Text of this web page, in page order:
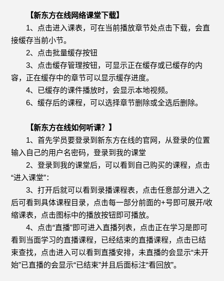
【新东方在线网络课堂下载】
1、点击进入课表，可在当前播放章节处点击下载，会直
接缓存当前小节。
2、点击批量缓存按钮
3、点击缓存管理按钮，可显示正在缓存或已缓存的内
容，正在缓存中的章节可以显示缓存进度。
4、已缓存的课件播放时，会显示本地视频。
6、缓存后的课程，可以选择章节删除或全选后删除。
【新东方在线如何听课？】
1、首先学员要登录到新东方在线的官网，从登录的位置
输入自己的用户名密码，登录到我的课堂
2、登录到我的课堂后，可以看到自己购买的课程，点击
“进入课堂”：
3、打开后就可以看到录播课程表，点击任意部分进入之
后可看到具体课程目录，点击每一部分前面的+号即可展开/收
缩课表，点击图标中的播放按钮即可播放。
4、点击“直播”即可进入直播列表，点击正在学习是即可
看到当面学习的直播课程，已经结束的直播课程，点击已结
束查找，点击进入可以看到直播安排，未直播的会显示“未开
始”已直播的会显示“已结束”并且后面标注“看回放”。